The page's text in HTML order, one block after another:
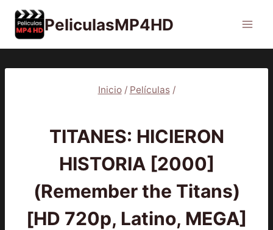
Saltar
contenido
PeliculasMP4HD
Inicio / Películas /
TITANES: HICIERON
HISTORIA [2000]
(Remember the Titans)
[HD 720p, Latino, MEGA]